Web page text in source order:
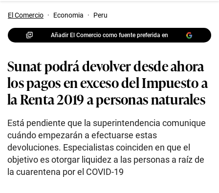
El Comercio · Economia · Peru
Añadir El Comercio como fuente preferida en
Sunat podrá devolver desde ahora
los pagos en exceso del Impuesto a
la Renta 2019 a personas naturales
Está pendiente que la superintendencia comunique
cuándo empezarán a efectuarse estas
devoluciones. Especialistas coinciden en que el
objetivo es otorgar liquidez a las personas a raíz de
la cuarentena por el COVID-19